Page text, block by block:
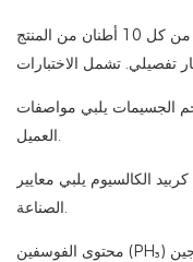
نقوم بإجراء عينات عشوائية تبلغ 15 كجم من كل 10 أطنان من المنتج
الجسيمات يلبي مواصفات
العميل.
الكالسيوم يلبي معايير
الصناعة.
محتوى الفوسفين (PH₃) وكبريتيد الهيدروجين (H₂S): يضمن بقاء مستويات